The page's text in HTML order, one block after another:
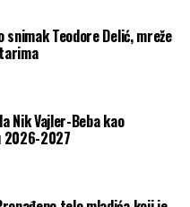
Teodore Delić, mreže
Nik Vajler-Beba kao
2026-2027